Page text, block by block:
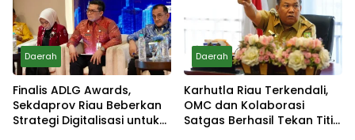
Daerah
Finalis ADLG Awards,
Sekdaprov Riau Beberkan
Strategi Digitalisasi untuk
Daerah
Karhutla Riau Terkendali,
OMC dan Kolaborasi
Satgas Berhasil Tekan Titik